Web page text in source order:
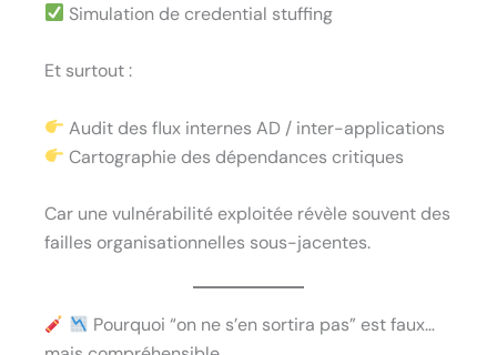
Simulation de credential stuffing
Et surtout :
Audit des flux internes AD / inter-applications
Cartographie des dépendances critiques
Car une vulnérabilité exploitée révèle souvent des
failles organisationnelles sous-jacentes.
Pourquoi “on ne s’en sortira pas” est faux…